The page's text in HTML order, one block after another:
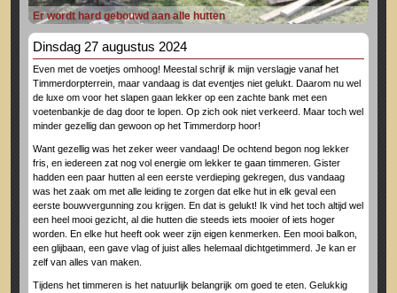
Er wordt hard gebouwd aan alle hutten
Dinsdag 27 augustus 2024
Even met de voetjes omhoog! Meestal schrijf ik mijn verslagje vanaf het
Timmerdorpterrein, maar vandaag is dat eventjes niet gelukt. Daarom nu wel
de luxe om voor het slapen gaan lekker op een zachte bank met een
voetenbankje de dag door te lopen. Op zich ook niet verkeerd. Maar toch wel
minder gezellig dan gewoon op het Timmerdorp hoor!
Want gezellig was het zeker weer vandaag! De ochtend begon nog lekker
fris, en iedereen zat nog vol energie om lekker te gaan timmeren. Gister
hadden een paar hutten al een eerste verdieping gekregen, dus vandaag
was het zaak om met alle leiding te zorgen dat elke hut in elk geval een
eerste bouwvergunning zou krijgen. En dat is gelukt! Ik vind het toch altijd wel
een heel mooi gezicht, al die hutten die steeds iets mooier of iets hoger
worden. En elke hut heeft ook weer zijn eigen kenmerken. Een mooi balkon,
een glijbaan, een gave vlag of juist alles helemaal dichtgetimmerd. Je kan er
zelf van alles van maken.
Tijdens het timmeren is het natuurlijk belangrijk om goed te eten. Gelukkig